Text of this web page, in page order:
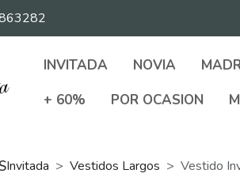
INVITADA NOVIA
+ 60%
POR OCASION
Invitada Vestidos Largos Vestido